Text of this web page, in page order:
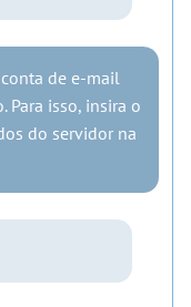
de e-mail
Para isso, insira o
do servidor na